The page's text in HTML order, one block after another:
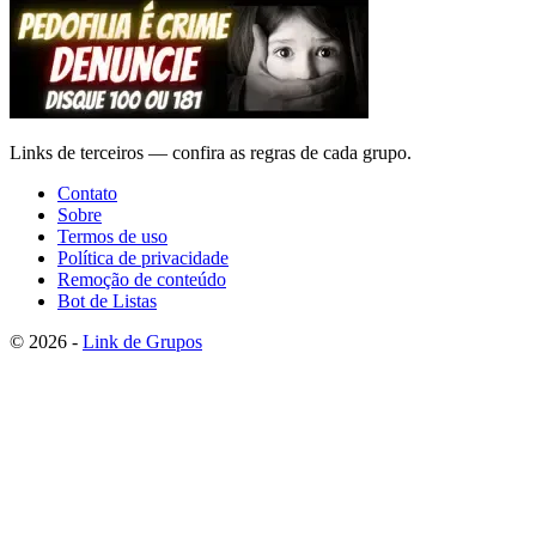
Links de terceiros — confira as regras de cada grupo.
Contato
Sobre
Termos de uso
Política de privacidade
Remoção de conteúdo
Bot de Listas
© 2026 - Link de Grupos